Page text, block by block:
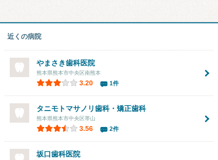
近くの病院
やまさき歯科医院
熊本県熊本市中央区南熊本
3.20 1件
タニモトマサノリ歯科・矯正歯科
熊本県熊本市中央区帯山
3.56 2件
坂口歯科医院